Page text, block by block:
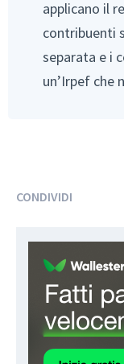
applicano il
contribuenti
separata e i
un’Irpef che
CONDIVIDI